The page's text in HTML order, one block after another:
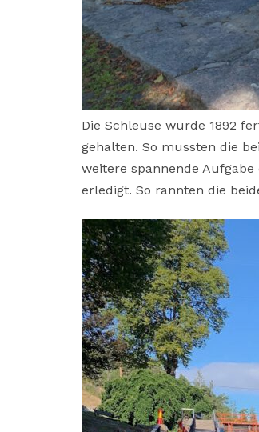
Die Schleuse wurde 1892
gehalten. So mussten die
weitere spannende
erledigt. So rannten die